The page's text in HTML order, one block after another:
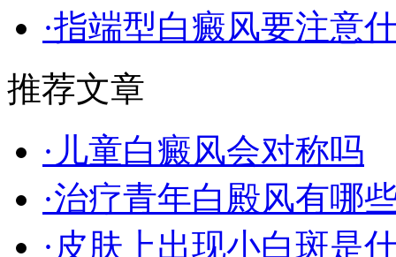
·指端型白癜风要注意
推荐文章
·儿童白癜风会对称吗
·治疗青年白殿风有哪
·皮肤上出现小白斑是